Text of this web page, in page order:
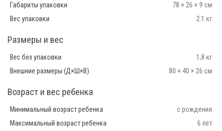
Габариты упаковки
78 × 26 × 9 см
Вес упаковки
2.1 кг
Размеры и вес
Вес без упаковки
1,8 кг
Внешние размеры (Д×Ш×В)
80 × 40 × 26 см
Возраст и вес ребенка
Минимальный возраст ребенка
с рождения
Максимальный возраст ребенка
6 лет